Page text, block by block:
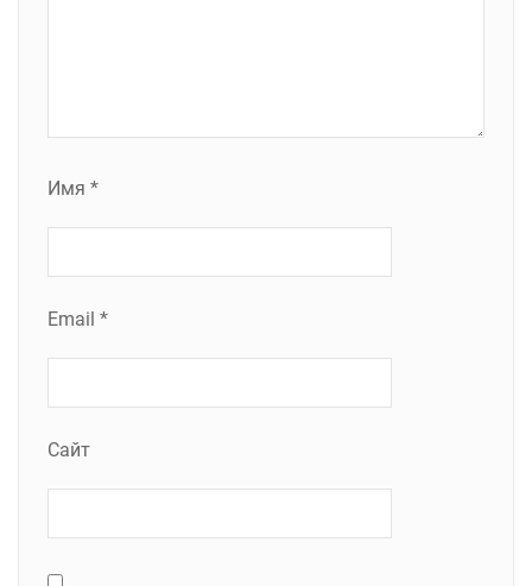
Имя *
Email *
Сайт